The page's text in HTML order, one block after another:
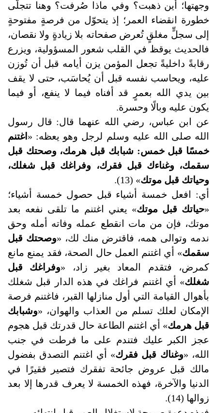
وجهتها؛ أين ذهبت؟ وفي ماذا صُرفت؟ وهنا تتجلّى
خطورة انقضاء العمر؛ إذ يتحوّل من فرصةٍ مفتوحةٍ
إلى سجلٍّ مغلقٍ تُعرض صفحاته بلا زيادةٍ ولا نقصان،
فالحديث يوقظ في القلب شعور المسؤولية، ويزرع
رقابةً داخليةً تجعل المؤمن يزن أيامه قبل أن تُوزن
عليه، ويحاسب نفسه قبل أن يُحاسَب، حتى لا يقف
بين يدي الله بعمرٍ قد أفناه فيما لا ينفع، أو فيما
يكون عليه وبالًا وحسرة.
عن ابن عباس، رضي الله عنهما قال: قال رسول
الله صلى الله عليه وسلم لرجل وهو يعظه: « اغتنم
خمسًا قبل خمس: شبابك قبل هرمك، وصحتك قبل
سقمك، وغناءك قبل فقرك، وفراغك قبل شغلك،
وحياتك قبل موتك» (13).
أي: افعل خمسة أشياء قبل حصول خمسة أشياء؛
«حياتك قبل موتك» يعني اغتنم ما تلقى نفعه بعد
موتك، فإن من مات انقطع عمله وفاته أمله وحق
ندمه وتوالى همه، فاقترض منك لك، «وصحتك قبل
سقمك» أي اغتنم العمل حال الصحة، فقد يمنع مانع
كمرض، فتقدم المعاد بغير زاد، «وفراغك قبل
شغلك» أي اغتنم فراغك في هذه الدار قبل شغلك
بأهوال القيامة التي أول منازلها القبر، فاغتنم فرصة
الإمكان لعلك تسلم من العذاب والهوان، «وشبابك
قبل هرمك» أي اغتنم الطاعة حال قدرتك قبل هجوم
عجز الكبر عليك فتندم على ما فرطت في جنب
الله، «وغناك قبل فقرك» أي اغتنم التصدق بفضول
مالك قبل عروض جائحة تفقرك فتصير فقيرًا في
الدنيا والآخرة، فهذه الخمسة لا يعرف قدرها إلا بعد
زوالها (14).